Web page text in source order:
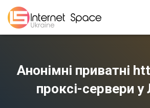
Анонімні приватні
проксі-сервери у